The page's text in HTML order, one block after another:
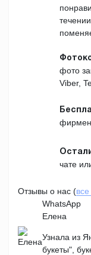
фото
Viber,
чате
Отзывы о нас (
WhatsApp
Елена
Узнала из
букеты",